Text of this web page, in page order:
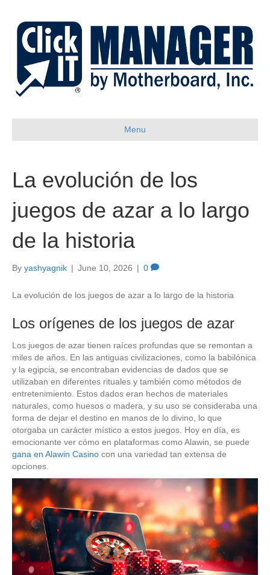
Menu
La evolución de los
juegos de azar a lo largo
de la historia
By yashyagnik | June 10, 2026 | 0
La evolución de los juegos de azar a lo largo de la historia
Los orígenes de los juegos de azar
Los juegos de azar tienen raíces profundas que se remontan a
miles de años. En las antiguas civilizaciones, como la babilónica
y la egipcia, se encontraban evidencias de dados que se
utilizaban en diferentes rituales y también como métodos de
entretenimiento. Estos dados eran hechos de materiales
naturales, como huesos o madera, y su uso se consideraba una
forma de dejar el destino en manos de lo divino, lo que
otorgaba un carácter místico a estos juegos. Hoy en día, es
emocionante ver cómo en plataformas como Alawin, se puede
gana en Alawin Casino con una variedad tan extensa de
opciones.